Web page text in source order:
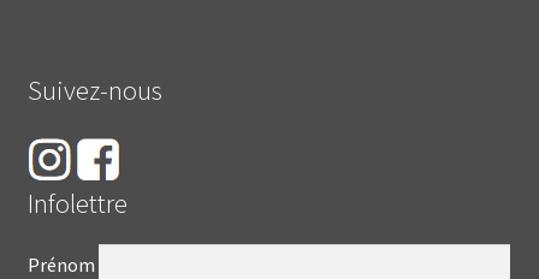
Suivez-nous
Infolettre
Prénom